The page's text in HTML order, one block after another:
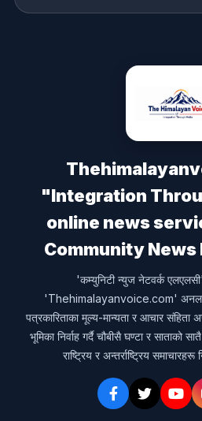
"Integration
online news
Community News
'कम्युनिटी न्युज नेटवर्क
'Thehimalayanvoice.com'
पत्रकारिताका मूल्य-मान्यता र आचार
भूमिका निर्वाह गर्दै चौबीसै घण्टा र साताको
राष्ट्रिय र अन्तर्राष्ट्रिय